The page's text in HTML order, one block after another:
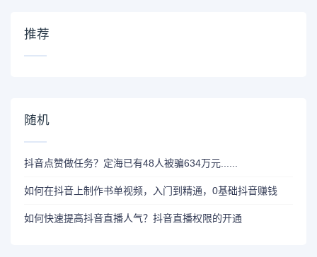
推荐
随机
抖音点赞做任务？定海已有48人被骗634万元......
如何在抖音上制作书单视频，入门到精通，0基础抖音赚钱
如何快速提高抖音直播人气？抖音直播权限的开通